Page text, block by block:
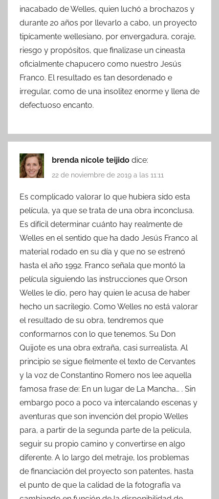
inacabado de Welles, quien luchó a brochazos y
durante 20 años por llevarlo a cabo, un proyecto
tipícamente wellesiano, por envergadura, coraje,
riesgo y propósitos, que finalizase un cineasta
oficialmente chapucero como nuestro Jesús
Franco. El resultado es tan desordenado e
irregular, como de una insolitez enorme y llena de
defectuoso encanto.
brenda nicole teijido dice:
22 de noviembre de 2019 a las 11:11
Es complicado valorar lo que hubiera sido esta
película, ya que se trata de una obra inconclusa.
Es difícil determinar cuánto hay realmente de
Welles en el sentido que ha dado Jesús Franco al
material rodado en su día y que no se estrenó
hasta el año 1992. Franco señala que montó la
película siguiendo las instrucciones que Orson
Welles le dio, pero hay quien le acusa de haber
hecho un sacrilegio. Como Welles no está valorar
el resultado de su obra, tendremos que
conformarnos con lo que tenemos. Su Don
Quijote es una obra extraña, casi surrealista. Al
principio se sigue fielmente el texto de Cervantes
y la voz de Constantino Romero nos lee aquella
famosa frase de: En un lugar de La Mancha… . Sin
embargo poco a poco va intercalando escenas y
aventuras que son invención del propio Welles
para, a partir de la segunda parte de la película,
seguir su propio camino y convertirse en algo
diferente. A lo largo del metraje, los problemas
de financiación del proyecto son patentes, hasta
el punto de que la calidad de la fotografía va